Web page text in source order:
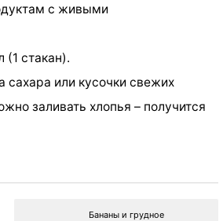
с живыми
(1 стакан).
или кусочки свежих
заливать хлопья – получится
Бананы и грудное